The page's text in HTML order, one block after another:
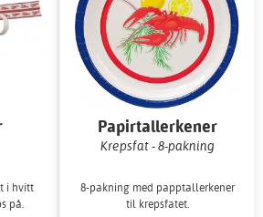
i hvitt
på.
Papirtallerkener
Krepsfat - 8-pakning
8-pakning med papptallerkener
til krepsfatet.